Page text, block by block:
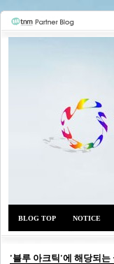
BLOG TOP NOTICE
'블루 아크틱'에 해당되는